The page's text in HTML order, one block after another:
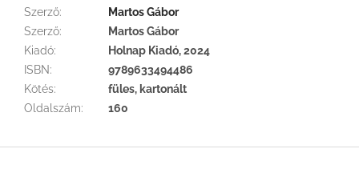
Szerző:
Martos Gábor
Szerző:
Martos Gábor
Kiadó:
Holnap Kiadó, 2024
ISBN:
9789633494486
Kötés:
füles, kartonált
Oldalszám: 160